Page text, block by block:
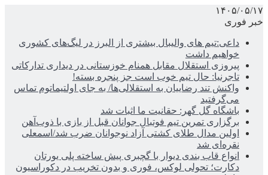
۱۴۰۵/۰۵/۱۷
خبر فوری
داعی:تیم های والیبال بیشتری از البرز در لیگ‌های کشوری
خواهیم داشت
پیروزی استقلال مقابل همنام خوزستانی در دیداری تدارکاتی
تاجرنیا: حال تیم خوب است جز پنجره بسته!
واکنش تند رضاییان به استقلالی‌ها/ به جای اولتیماتوم تماس
می‌گرفتید
باشگاه گل گهر: حقانیت ما اثبات شد
برگزاری تمرین تیم فوتبال جوانان قبل از بازی با ذوب‌آهن
اولین مدال طلای کشتی آزاد نوجوانان ضرب شد/اسمعلی
نقره‌ای شد
انواع قاب بندی دیوار با گچبری پیش ساخته پلی یورتان
دکارت؛ تحولی لوکس، فوری و بدون تخریب در دکوراسیون